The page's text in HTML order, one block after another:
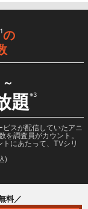
の
題※3
スが配信していたアニ
を調査員がカウント。
にあたって、TVシリ
)
料／